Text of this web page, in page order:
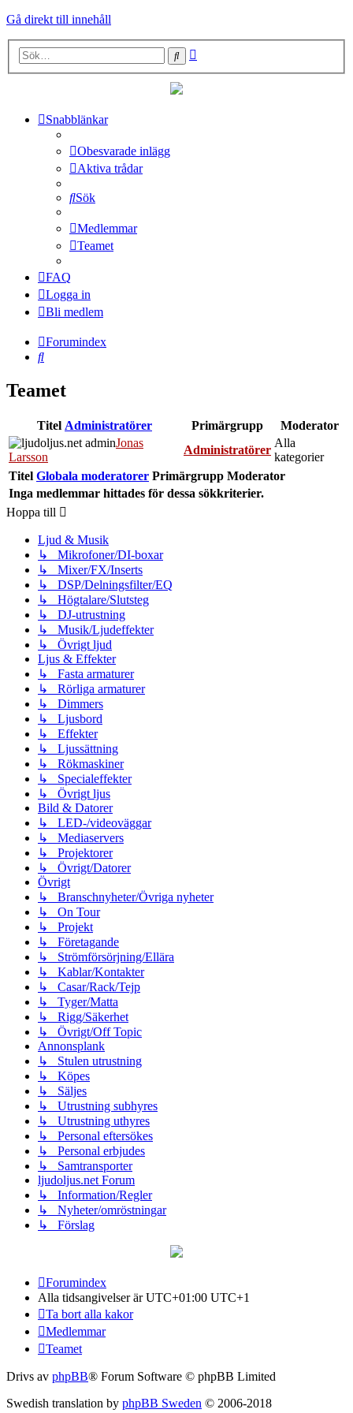
Gå direkt till innehåll
Sök
Snabblänkar
Obesvarade inlägg
Aktiva trådar
Sök
Medlemmar
Teamet
FAQ
Logga in
Bli medlem
Forumindex
Sök
Teamet
Titel Administratörer Primärgrupp
Moderator
Jonas
Larsson
Administratörer
Alla
kategorier
Titel Globala moderatorer Primärgrupp Moderator
Inga medlemmar hittades för dessa sökkriterier.
Hoppa till
Ljud & Musik
↳ Mikrofoner/DI-boxar
↳ Mixer/FX/Inserts
↳ DSP/Delningsfilter/EQ
↳ Högtalare/Slutsteg
↳ DJ-utrustning
↳ Musik/Ljudeffekter
↳ Övrigt ljud
Ljus & Effekter
↳ Fasta armaturer
↳ Rörliga armaturer
↳ Dimmers
↳ Ljusbord
↳ Effekter
↳ Ljussättning
↳ Rökmaskiner
↳ Specialeffekter
↳ Övrigt ljus
Bild & Datorer
↳ LED-/videoväggar
↳ Mediaservers
↳ Projektorer
↳ Övrigt/Datorer
Övrigt
↳ Branschnyheter/Övriga nyheter
↳ On Tour
↳ Projekt
↳ Företagande
↳ Strömförsörjning/Ellära
↳ Kablar/Kontakter
↳ Casar/Rack/Tejp
↳ Tyger/Matta
↳ Rigg/Säkerhet
↳ Övrigt/Off Topic
Annonsplank
↳ Stulen utrustning
↳ Köpes
↳ Säljes
↳ Utrustning subhyres
↳ Utrustning uthyres
↳ Personal eftersökes
↳ Personal erbjudes
↳ Samtransporter
ljudoljus.net Forum
↳ Information/Regler
↳ Nyheter/omröstningar
↳ Förslag
Forumindex
Alla tidsangivelser är UTC+01:00 UTC+1
Ta bort alla kakor
Medlemmar
Teamet
Drivs av phpBB® Forum Software © phpBB Limited
Swedish translation by phpBB Sweden © 2006-2018